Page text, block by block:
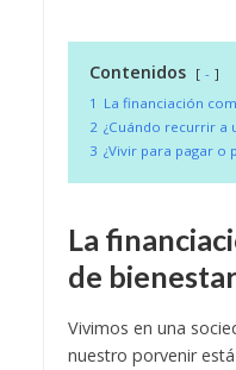
Contenidos
-
1 La financiación
2 ¿Cuándo recurrir a
3 ¿Vivir para pagar o
La
de
Vivimos en una
nuestro porvenir